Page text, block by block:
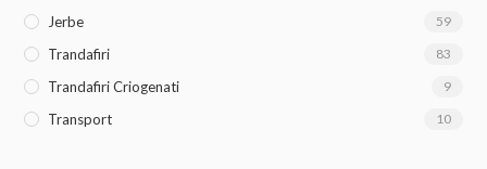
Jerbe 59
Trandafiri 83
Trandafiri Criogenati 9
Transport 10